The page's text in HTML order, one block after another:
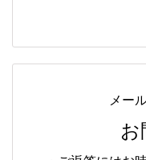
メー
お